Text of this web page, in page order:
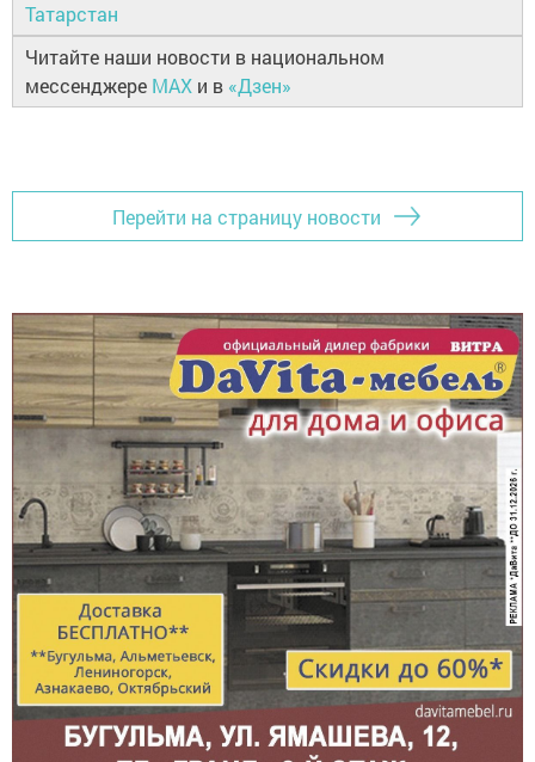
Татарстан
Читайте наши новости в национальном
мессенджере MAX и в «Дзен»
Перейти на страницу новости